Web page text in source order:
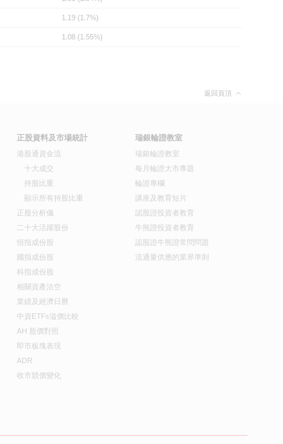
1.19 (1.7%)
1.08 (1.55%)
返回頁頂
正股資料及市場統計
港股通資金流
十大成交
持股比重
顯示所有持股比重
正股分析儀
二十大活躍股份
恒指成份股
國指成份股
科指成份股
相關資產沽空
業績及經濟日曆
中資ETFs溢價比較
AH 股價對照
即市板塊表現
ADR
收市競價變化
瑞銀輪證教室
瑞銀輪證教室
每月輪證大市專題
輪證專欄
講座及教育短片
認股證投資者教育
牛熊證投資者教育
認股證牛熊證常問問題
流通量供應的業界準則